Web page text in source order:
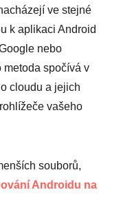
ve stejné
k aplikaci Android
nebo
metoda spočívá v
cloudu a jejich
vašeho
souborů,
Androidu na